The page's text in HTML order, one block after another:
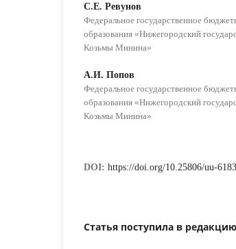
С.Е. Ревунов
Федеральное государственное
образования «Нижегородский
Козьмы Минина»
А.И. Попов
Федеральное государственное
образования «Нижегородский
Козьмы Минина»
DOI: https://doi.org/10.25806/uu-6183
Статья поступила в